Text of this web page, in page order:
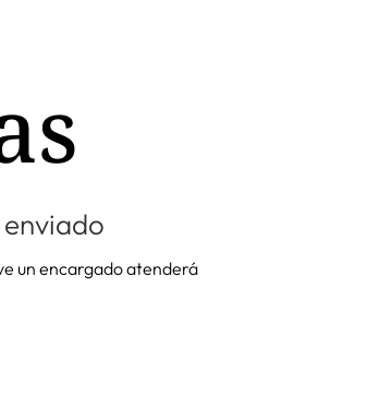
un encargado atenderá